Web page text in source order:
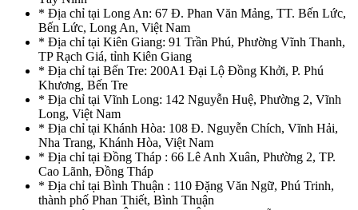
* Địa chỉ tại Long An: 67 Đ. Phan Văn Mảng, TT. Bến Lức,
Bến Lức, Long An, Việt Nam
* Địa chỉ tại Kiên Giang: 91 Trần Phú, Phường Vĩnh Thanh,
TP Rạch Giá, tỉnh Kiên Giang
* Địa chỉ tại Bến Tre: 200A1 Đại Lộ Đồng Khởi, P. Phú
Khương, Bến Tre
* Địa chỉ tại Vĩnh Long: 142 Nguyễn Huệ, Phường 2, Vĩnh
Long, Việt Nam
* Địa chỉ tại Khánh Hòa: 108 Đ. Nguyễn Chích, Vĩnh Hải,
Nha Trang, Khánh Hòa, Việt Nam
* Địa chỉ tại Đồng Tháp : 66 Lê Anh Xuân, Phường 2, TP.
Cao Lãnh, Đồng Tháp
* Địa chỉ tại Bình Thuận : 110 Đặng Văn Ngữ, Phú Trinh,
thành phố Phan Thiết, Bình Thuận